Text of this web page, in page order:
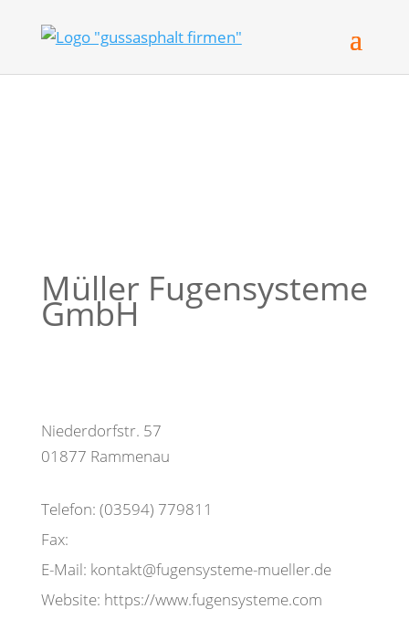
Müller Fugensysteme
GmbH
Niederdorfstr. 57
01877 Rammenau
Telefon: (03594) 779811
Fax:
E-Mail: kontakt@fugensysteme-mueller.de
Website: https://www.fugensysteme.com